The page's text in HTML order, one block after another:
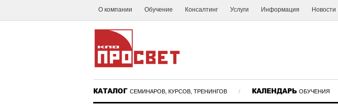
О компании Обучение Консалтинг Услуги Информация Новости
КАТАЛОГ СЕМИНАРОВ, КУРСОВ, ТРЕНИНГОВ / КАЛЕНДАРЬ ОБУЧЕНИЯ